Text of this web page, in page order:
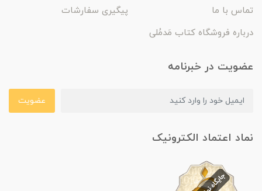
تماس با ما
پیگیری سفارشات
درباره فروشگاه کتاب مَدمُلی
عضویت در خبرنامه
عضویت
نماد اعتماد الکترونیک